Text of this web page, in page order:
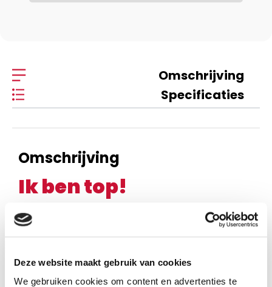
Deze website maakt gebruik van cookies
We gebruiken cookies om content en advertenties te
Omschrijving
Specificaties
Omschrijving
Ik ben top!
Danielle Schothorst
ik pak geel en wit.